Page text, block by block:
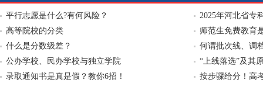
平行志愿是什么?有何风险？
2025年河北省专
高等院校的分类
师范生免费教育
什么是分数级差？
何谓批次线、调
公办学校、民办学校与独立学院
“上线落选”及其
录取通知书是真是假？教你6招！